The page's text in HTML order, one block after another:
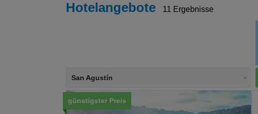
Hotelangebote 11 Ergebnisse
San Agustín
günstigster Preis